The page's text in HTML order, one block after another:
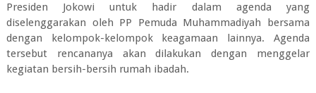
Presiden Jokowi untuk hadir dalam agenda yang
diselenggarakan oleh PP Pemuda Muhammadiyah bersama
dengan kelompok-kelompok keagamaan lainnya. Agenda
tersebut rencananya akan dilakukan dengan menggelar
kegiatan bersih-bersih rumah ibadah.